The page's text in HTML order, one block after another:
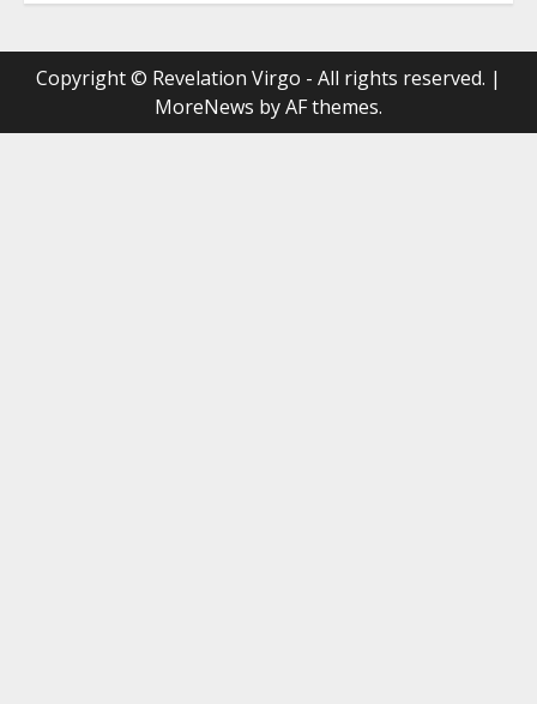
Copyright © Revelation Virgo - All rights reserved. |
MoreNews by AF themes.